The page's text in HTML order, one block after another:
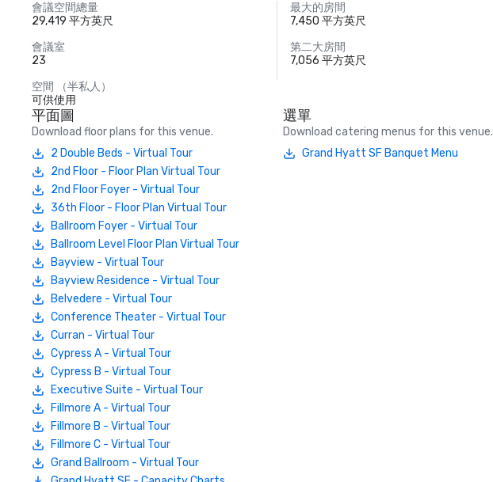
會議空間總量
29,419 平方英尺
最大的房間
7,450 平方英尺
會議室
23
第二大房間
7,056 平方英尺
空間 （半私人）
可供使用
平面圖
Download floor plans for this venue.
2 Double Beds - Virtual Tour
2nd Floor - Floor Plan Virtual Tour
2nd Floor Foyer - Virtual Tour
36th Floor - Floor Plan Virtual Tour
Ballroom Foyer - Virtual Tour
Ballroom Level Floor Plan Virtual Tour
Bayview - Virtual Tour
Bayview Residence - Virtual Tour
Belvedere - Virtual Tour
Conference Theater - Virtual Tour
Curran - Virtual Tour
Cypress A - Virtual Tour
Cypress B - Virtual Tour
Executive Suite - Virtual Tour
Fillmore A - Virtual Tour
Fillmore B - Virtual Tour
Fillmore C - Virtual Tour
Grand Ballroom - Virtual Tour
選單
Download catering menus for this venue.
Grand Hyatt SF Banquet Menu